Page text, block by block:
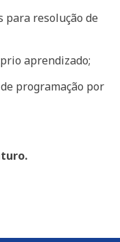
para resolução de
aprendizado;
programação por